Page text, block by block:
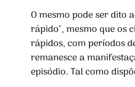
O mesmo pode ser dito
rápido", mesmo que os
rápidos, com períodos
remanesce a
episódio. Tal como